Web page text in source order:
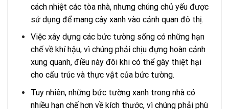
cách nhiệt các tòa nhà, nhưng chúng chủ yếu được
sử dụng để mang cây xanh vào cảnh quan đô thị.
Việc xây dựng các bức tường sống có những hạn
chế về khí hậu, vì chúng phải chịu đựng hoàn cảnh
xung quanh, điều này đôi khi có thể gây thiệt hại
cho cấu trúc và thực vật của bức tường.
Tuy nhiên, những bức tường xanh trong nhà có
nhiều hạn chế hơn về kích thước, vì chúng phải phù